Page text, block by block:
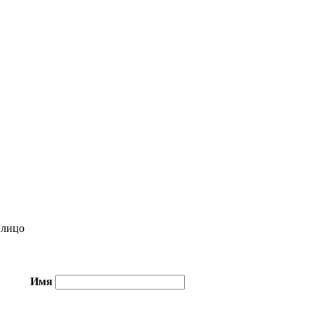
Имя